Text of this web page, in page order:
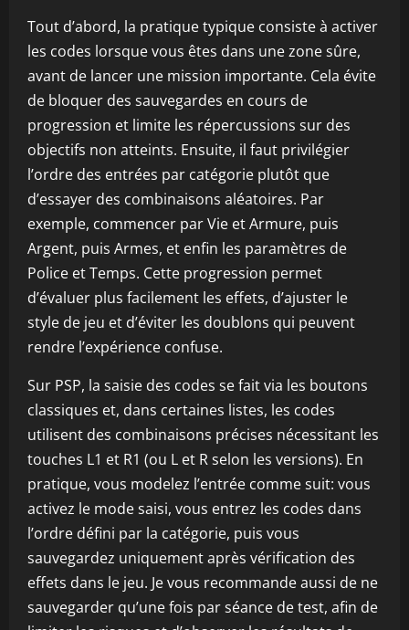
Tout d’abord, la pratique typique consiste à activer
les codes lorsque vous êtes dans une zone sûre,
avant de lancer une mission importante. Cela évite
de bloquer des sauvegardes en cours de
progression et limite les répercussions sur des
objectifs non atteints. Ensuite, il faut privilégier
l’ordre des entrées par catégorie plutôt que
d’essayer des combinaisons aléatoires. Par
exemple, commencer par Vie et Armure, puis
Argent, puis Armes, et enfin les paramètres de
Police et Temps. Cette progression permet
d’évaluer plus facilement les effets, d’ajuster le
style de jeu et d’éviter les doublons qui peuvent
rendre l’expérience confuse.
Sur PSP, la saisie des codes se fait via les boutons
classiques et, dans certaines listes, les codes
utilisent des combinaisons précises nécessitant les
touches L1 et R1 (ou L et R selon les versions). En
pratique, vous modelez l’entrée comme suit: vous
activez le mode saisi, vous entrez les codes dans
l’ordre défini par la catégorie, puis vous
sauvegardez uniquement après vérification des
effets dans le jeu. Je vous recommande aussi de ne
sauvegarder qu’une fois par séance de test, afin de